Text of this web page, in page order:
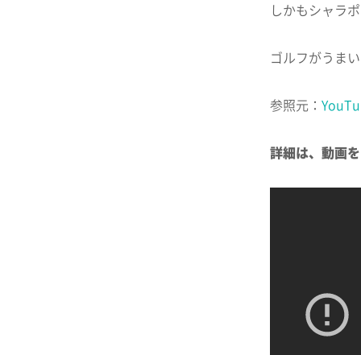
しかもシャラ
ゴルフがうま
参照元：
詳細は、動画